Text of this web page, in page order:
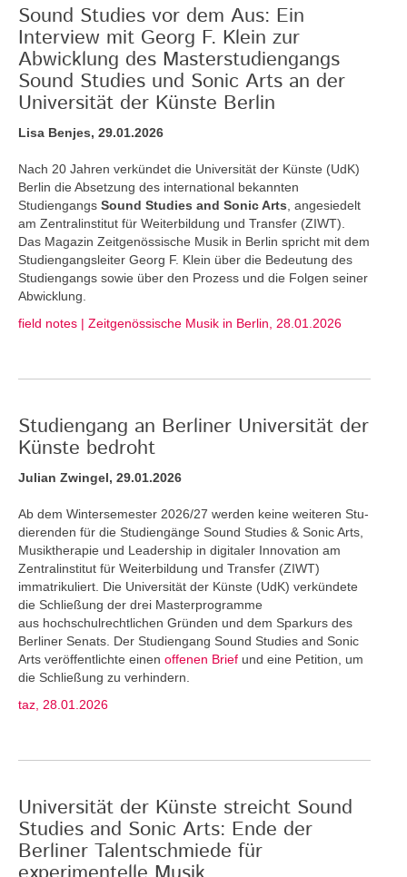
Sound Studies vor dem Aus: Ein
Interview mit Georg F. Klein zur
Abwicklung des Masterstudiengangs
Sound Studies und Sonic Arts an der
Universität der Künste Berlin
Lisa Benjes, 29.01.2026
Nach 20 Jahren verkündet die Universität der Künste (UdK)
Berlin die Absetzung des international bekannten
Studiengangs Sound Studies and Sonic Arts , angesiedelt
am Zentralinstitut für Weiterbildung und Transfer (ZIWT).
Das Magazin Zeitgenössische Musik in Berlin spricht mit dem
Studiengangsleiter Georg F. Klein über die Bedeutung des
Studiengangs sowie über den Prozess und die Folgen seiner
Abwicklung.
field notes | Zeitgenössische Musik in Berlin, 28.01.2026
Studiengang an Berliner Universität der
Künste bedroht
Julian Zwingel, 29.01.2026
Ab dem Wintersemester 2026/27 werden keine weiteren Stu­
dierenden für die Studiengänge Sound Studies & Sonic Arts,
Musiktherapie und Leadership in digitaler Innovation am
Zentralinstitut für Weiterbildung und Transfer (ZIWT)
immatrikuliert. Die Universität der Künste (UdK) verkündete
die Schließung der drei Masterprogramme
aus hochschulrechtlichen Gründen und dem Sparkurs des
Berliner Senats. Der Studiengang Sound Studies and Sonic
Arts veröffentlichte einen offenen Brief und eine Petition, um
die Schließung zu verhindern.
taz, 28.01.2026
Universität der Künste streicht Sound
Studies and Sonic Arts: Ende der
Berliner Talentschmiede für